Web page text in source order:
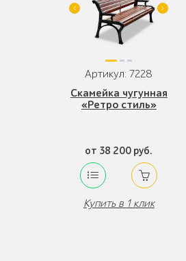
Артикул: 7228
Скамейка чугунная
«Ретро стиль»
от 38 200 руб.
Купить в 1 клик